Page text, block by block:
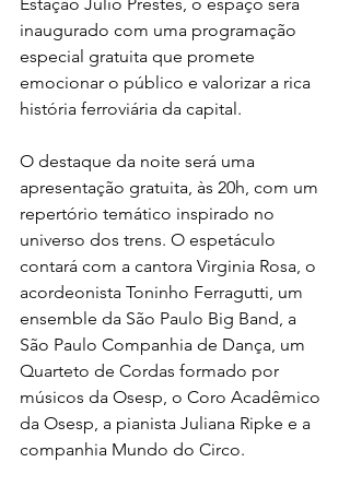
inaugurado com uma programação
especial gratuita que promete
emocionar o público e valorizar a rica
história ferroviária da capital.
O destaque da noite será uma
apresentação gratuita, às 20h, com um
repertório temático inspirado no
universo dos trens. O espetáculo
contará com a cantora Virginia Rosa, o
acordeonista Toninho Ferragutti, um
ensemble da São Paulo Big Band, a
São Paulo Companhia de Dança, um
Quarteto de Cordas formado por
músicos da Osesp, o Coro Acadêmico
da Osesp, a pianista Juliana Ripke e a
companhia Mundo do Circo.